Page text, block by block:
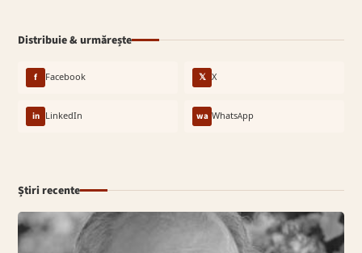
Distribuie & urmărește
f Facebook 𝕏 X
in LinkedIn wa WhatsApp
Știri recente